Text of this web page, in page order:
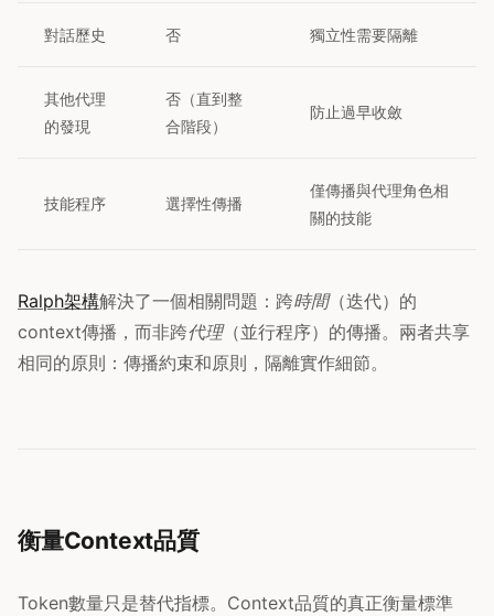
對話歷史 否 獨立性需要隔離
其他代理
的發現
否（直到整
合階段）
防止過早收斂
技能程序 選擇性傳播
僅傳播與代理角色相
關的技能
Ralph架構解決了一個相關問題：跨時間（迭代）的
context傳播，而非跨代理（並行程序）的傳播。兩者共享
相同的原則：傳播約束和原則，隔離實作細節。
衡量Context品質
Token數量只是替代指標。Context品質的真正衡量標準